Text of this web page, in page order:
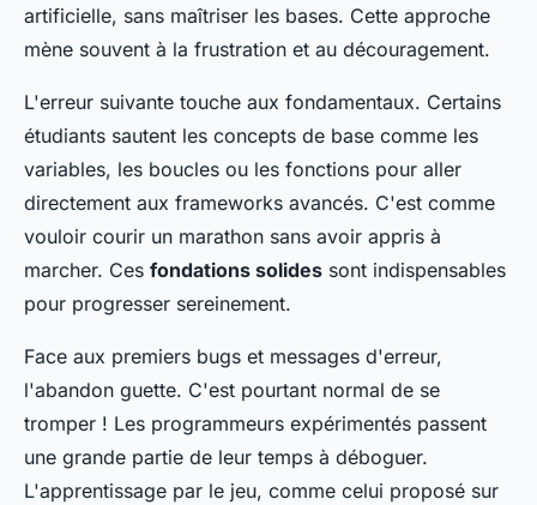
artificielle, sans maîtriser les bases. Cette approche
mène souvent à la frustration et au découragement.
L'erreur suivante touche aux fondamentaux. Certains
étudiants sautent les concepts de base comme les
variables, les boucles ou les fonctions pour aller
directement aux frameworks avancés. C'est comme
vouloir courir un marathon sans avoir appris à
marcher. Ces fondations solides sont indispensables
pour progresser sereinement.
Face aux premiers bugs et messages d'erreur,
l'abandon guette. C'est pourtant normal de se
tromper ! Les programmeurs expérimentés passent
une grande partie de leur temps à déboguer.
L'apprentissage par le jeu, comme celui proposé sur